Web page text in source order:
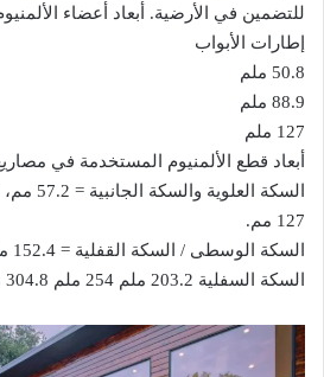
للتضمين في الأرضية. أبعاد أعضاء
إطارات الأبواب
50.8 ملم
88.9 ملم
127 ملم
أبعاد قطع الألمنيوم المستخدمة في
127 مم.
السكة الوسطى / السكة القفلية = 152.4 ملم.
السكة السفلية 203.2 ملم 254 ملم 304.8 ملم.